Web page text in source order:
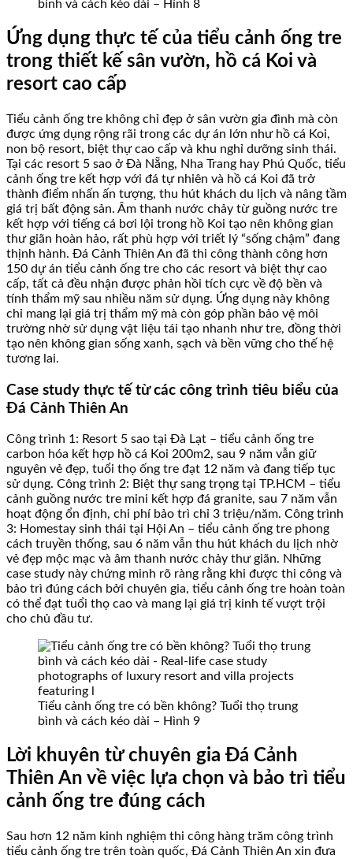
bình và cách kéo dài – Hình 8
Ứng dụng thực tế của tiểu cảnh ống tre
trong thiết kế sân vườn, hồ cá Koi và
resort cao cấp
Tiểu cảnh ống tre không chỉ đẹp ở sân vườn gia đình mà còn
được ứng dụng rộng rãi trong các dự án lớn như hồ cá Koi,
non bộ resort, biệt thự cao cấp và khu nghỉ dưỡng sinh thái.
Tại các resort 5 sao ở Đà Nẵng, Nha Trang hay Phú Quốc, tiểu
cảnh ống tre kết hợp với đá tự nhiên và hồ cá Koi đã trở
thành điểm nhấn ấn tượng, thu hút khách du lịch và nâng tầm
giá trị bất động sản. Âm thanh nước chảy từ guồng nước tre
kết hợp với tiếng cá bơi lội trong hồ Koi tạo nên không gian
thư giãn hoàn hảo, rất phù hợp với triết lý “sống chậm” đang
thịnh hành. Đá Cảnh Thiên An đã thi công thành công hơn
150 dự án tiểu cảnh ống tre cho các resort và biệt thự cao
cấp, tất cả đều nhận được phản hồi tích cực về độ bền và
tính thẩm mỹ sau nhiều năm sử dụng. Ứng dụng này không
chỉ mang lại giá trị thẩm mỹ mà còn góp phần bảo vệ môi
trường nhờ sử dụng vật liệu tái tạo nhanh như tre, đồng thời
tạo nên không gian sống xanh, sạch và bền vững cho thế hệ
tương lai.
Case study thực tế từ các công trình tiêu biểu của
Đá Cảnh Thiên An
Công trình 1: Resort 5 sao tại Đà Lạt – tiểu cảnh ống tre
carbon hóa kết hợp hồ cá Koi 200m2, sau 9 năm vẫn giữ
nguyên vẻ đẹp, tuổi thọ ống tre đạt 12 năm và đang tiếp tục
sử dụng. Công trình 2: Biệt thự sang trọng tại TP.HCM – tiểu
cảnh guồng nước tre mini kết hợp đá granite, sau 7 năm vẫn
hoạt động ổn định, chi phí bảo trì chỉ 3 triệu/năm. Công trình
3: Homestay sinh thái tại Hội An – tiểu cảnh ống tre phong
cách truyền thống, sau 6 năm vẫn thu hút khách du lịch nhờ
vẻ đẹp mộc mạc và âm thanh nước chảy thư giãn. Những
case study này chứng minh rõ ràng rằng khi được thi công và
bảo trì đúng cách bởi chuyên gia, tiểu cảnh ống tre hoàn toàn
có thể đạt tuổi thọ cao và mang lại giá trị kinh tế vượt trội
cho chủ đầu tư.
Tiểu cảnh ống tre có bền không? Tuổi thọ trung
bình và cách kéo dài – Hình 9
Lời khuyên từ chuyên gia Đá Cảnh
Thiên An về việc lựa chọn và bảo trì tiểu
cảnh ống tre đúng cách
Sau hơn 12 năm kinh nghiệm thi công hàng trăm công trình
tiểu cảnh ống tre trên toàn quốc, Đá Cảnh Thiên An xin đưa